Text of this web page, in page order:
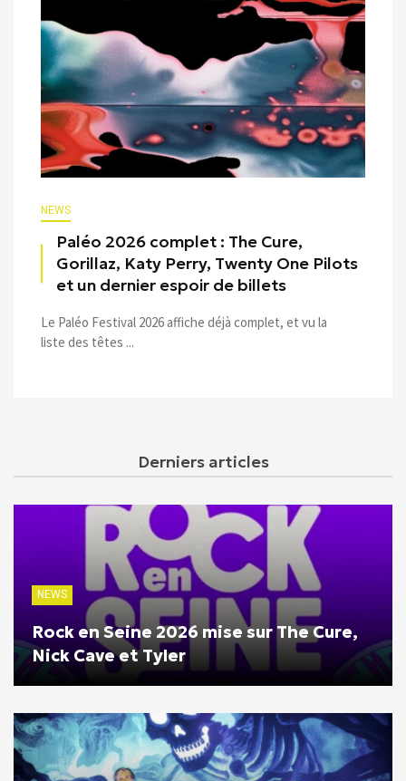
NEWS
Paléo 2026 complet : The Cure,
Gorillaz, Katy Perry, Twenty One Pilots
et un dernier espoir de billets
Le Paléo Festival 2026 affiche déjà complet, et vu la
liste des têtes ...
Derniers articles
NEWS
Rock en Seine 2026 mise sur The Cure,
Nick Cave et Tyler